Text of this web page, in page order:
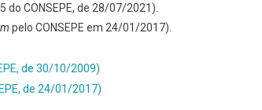
do CONSEPE, de 28/07/2021).
pelo CONSEPE em 24/01/2017).
de 30/10/2009)
de 24/01/2017)